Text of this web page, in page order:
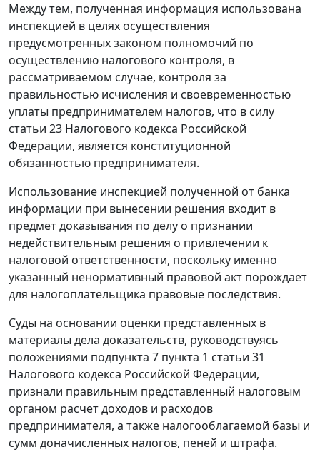
Между тем, полученная информация использована
инспекцией в целях осуществления
предусмотренных законом полномочий по
осуществлению налогового контроля, в
рассматриваемом случае, контроля за
правильностью исчисления и своевременностью
уплаты предпринимателем налогов, что в силу
статьи 23 Налогового кодекса Российской
Федерации, является конституционной
обязанностью предпринимателя.
Использование инспекцией полученной от банка
информации при вынесении решения входит в
предмет доказывания по делу о признании
недействительным решения о привлечении к
налоговой ответственности, поскольку именно
указанный ненормативный правовой акт порождает
для налогоплательщика правовые последствия.
Суды на основании оценки представленных в
материалы дела доказательств, руководствуясь
положениями подпункта 7 пункта 1 статьи 31
Налогового кодекса Российской Федерации,
признали правильным представленный налоговым
органом расчет доходов и расходов
предпринимателя, а также налогооблагаемой базы и
сумм доначисленных налогов, пеней и штрафа.